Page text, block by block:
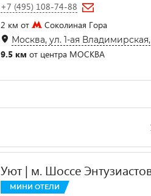
+7 (495) 108-74-88
2 км от
Соколиная Гора
Москва, ул. 1-ая
9.5 км от центра МОСКВА
Уют | м. Шоссе
МИНИ ОТЕЛИ